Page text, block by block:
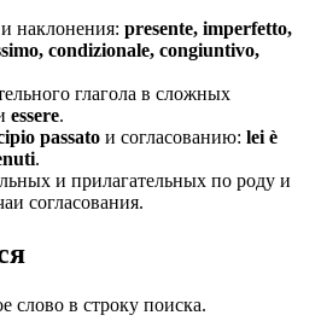
наклонения: presente, imperfetto,
condizionale, congiuntivo,
глагола в сложных
essere.
passato и согласованию: lei è
.
и прилагательных по роду и
согласования.
слово в строку поиска.